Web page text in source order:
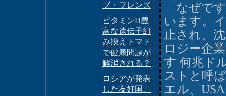
ブ・フレンズ
ビタミンD豊
富な遺伝子組
み換えトマト
で健康問題が
解消される？
ロシアが発表
した友好国、
なぜで
います。
止され、
ロジー企
す 何兆ド
ストと呼
エル、